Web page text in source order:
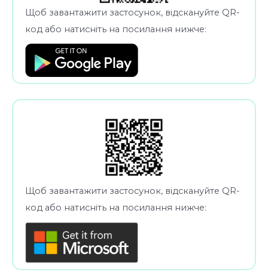
Щоб завантажити застосунок, відскануйте QR-
код або натисніть на посилання нижче:
Щоб завантажити застосунок, відскануйте QR-
код або натисніть на посилання нижче: